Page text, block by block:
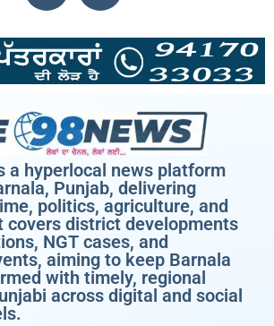
a hyperlocal news platform
Punjab, delivering
politics, agriculture, and
covers district developments
NGT cases, and
aiming to keep Barnala
with timely, regional
across digital and social